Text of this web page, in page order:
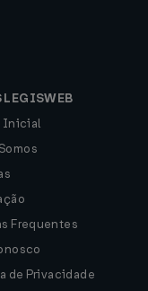
LEGISWEB
Inicial
Frequentes
de Privacidade